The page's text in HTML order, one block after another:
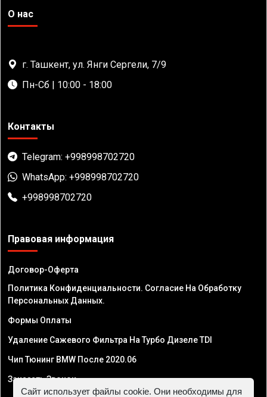
О нас
г. Ташкент, ул. Янги Сергели, 7/9
Пн-Сб | 10:00 - 18:00
Контакты
Telegram: +998998702720
WhatsApp: +998998702720
+998998702720
Правовая информация
Договор-Оферта
Политика Конфиденциальности. Согласие На Обработку
Персональных Данных.
Формы Оплаты
Удаление Сажевого Фильтра На Турбо Дизеле TDI
Чип Тюнинг BMW После 2020.06
Заказать Звонок
Сайт использует файлы cookie. Они необходимы для